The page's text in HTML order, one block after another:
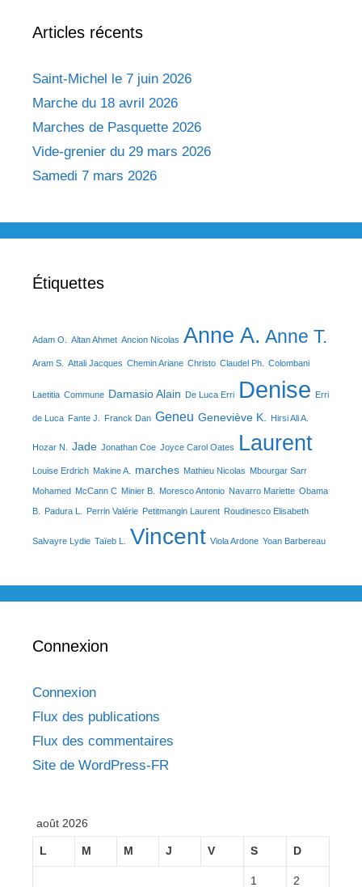
Articles récents
Saint-Michel le 7 juin 2026
Marche du 18 avril 2026
Marches de Pasquette 2026
Vide-grenier du 29 mars 2026
Samedi 7 mars 2026
Étiquettes
Adam O. Altan Ahmet Ancion Nicolas Anne A. Anne T.
Aram S. Attali Jacques Chemin Ariane Christo Claudel Ph. Colombani
Laetitia Commune Damasio Alain De Luca Erri Denise Erri
de Luca Fante J. Franck Dan Geneu Geneviève K. Hirsi Ali A.
Hozar N. Jade Jonathan Coe Joyce Carol Oates Laurent
Louise Erdrich Makine A. marches Mathieu Nicolas Mbourgar Sarr
Mohamed McCann C Minier B. Moresco Antonio Navarro Mariette Obama
B. Padura L. Perrin Valérie Petitmangin Laurent Roudinesco Elisabeth
Salvayre Lydie Taïeb L. Vincent Viola Ardone Yoan Barbereau
Connexion
Connexion
Flux des publications
Flux des commentaires
Site de WordPress-FR
août 2026
L M M J V S D
1 2